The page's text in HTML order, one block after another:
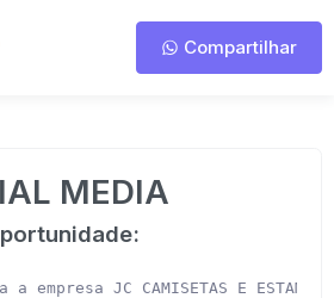
Compartilhar
MEDIA
a empresa JC CAMISETAS E